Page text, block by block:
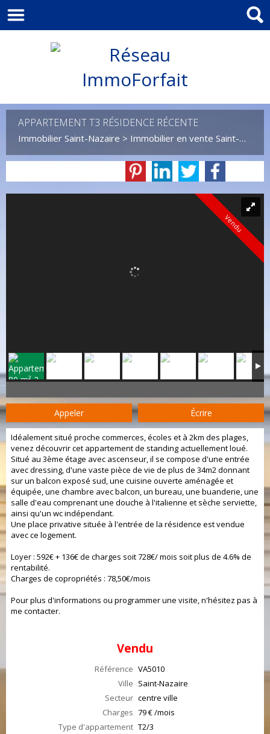
APPARTEMENT T3 RÉSIDENCE RÉCENTE
Immobilier Saint-Nazaire > Immobilier en vente Saint-Nazaire
Vendu
Appeler Écrire
Idéalement situé proche commerces, écoles et à 2km des plages,
venez découvrir cet appartement de standing actuellement loué.
Situé au 3ème étage avec ascenseur, il se compose d'une entrée
avec dressing, d'une vaste pièce de vie de plus de 34m2 donnant
sur un balcon exposé sud, une cuisine ouverte aménagée et
équipée, une chambre avec balcon, un bureau, une buanderie, une
salle d'eau comprenant une douche à l'italienne et sèche serviette,
ainsi qu'un wc indépendant.
Une place privative située à l'entrée de la résidence est vendue
avec ce logement.
Loyer : 592€ + 136€ de charges soit 728€/ mois soit plus de 4.6% de
rentabilité.
Charges de copropriétés : 78,50€/mois
Pour plus d'informations ou programmer une visite, n'hésitez pas à
me contacter.
Vendu
Référence VA5010
Ville Saint-Nazaire
Secteur centre ville
Charges 79 € /mois
Type d'appartement T2/3